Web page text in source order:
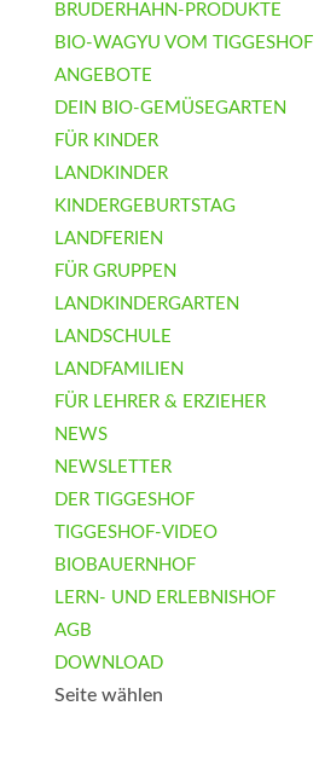
BRUDERHAHN-PRODUKTE
BIO-WAGYU VOM TIGGESHOF
ANGEBOTE
DEIN BIO-GEMÜSEGARTEN
FÜR KINDER
LANDKINDER
KINDERGEBURTSTAG
LANDFERIEN
FÜR GRUPPEN
LANDKINDERGARTEN
LANDSCHULE
LANDFAMILIEN
FÜR LEHRER & ERZIEHER
NEWS
NEWSLETTER
DER TIGGESHOF
TIGGESHOF-VIDEO
BIOBAUERNHOF
LERN- UND ERLEBNISHOF
AGB
DOWNLOAD
Seite wählen